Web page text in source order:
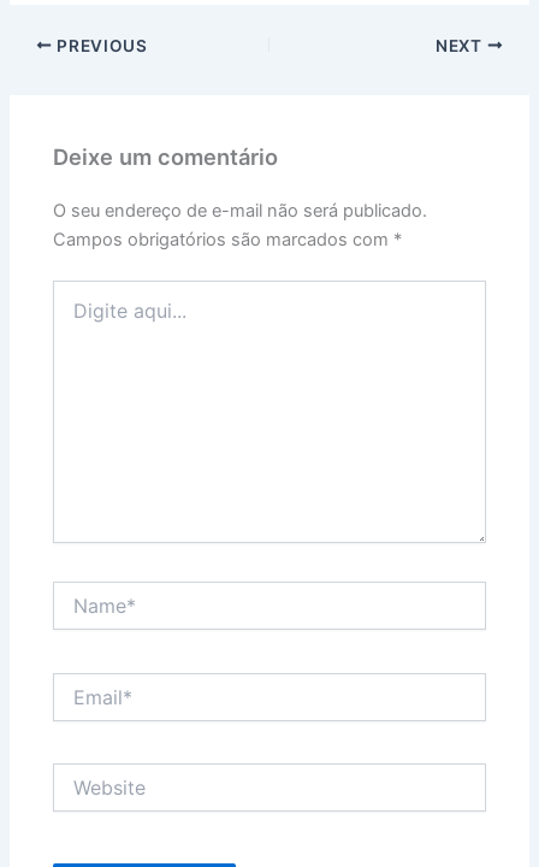
PREVIOUS NEXT
Deixe um comentário
O seu endereço de e-mail não será publicado.
Campos obrigatórios são marcados com *
aqui...